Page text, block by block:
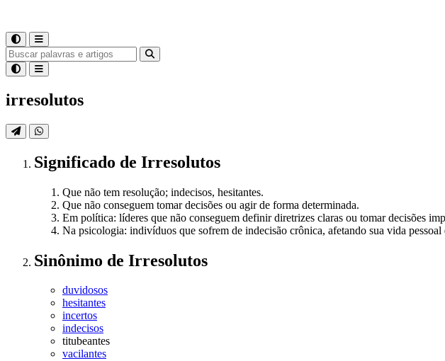
irresolutos
Significado de Irresolutos
Que não tem resolução; indecisos, hesitantes.
Que não conseguem tomar decisões ou agir de forma determinada.
Em política: líderes que não conseguem definir diretrizes claras ou tomar decisões
Na psicologia: indivíduos que sofrem de indecisão crônica, afetando sua vida pessoal
Sinônimo de Irresolutos
duvidosos
hesitantes
incertos
indecisos
titubeantes
vacilantes